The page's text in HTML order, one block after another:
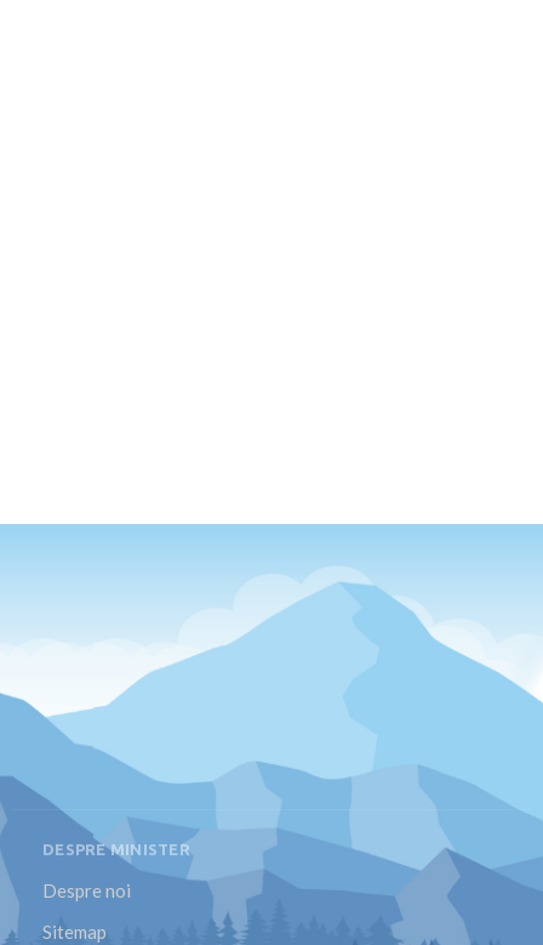
DESPRE MINISTER
Despre noi
Sitemap